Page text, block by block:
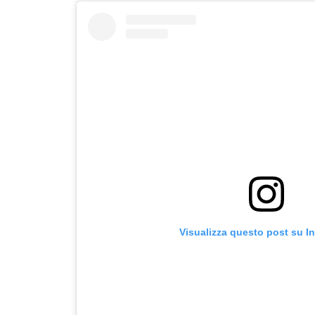
Visualizza questo post su